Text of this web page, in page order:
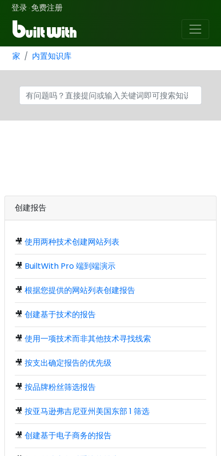
登录 · 免费注册
家 内置知识库
创建报告
🎥 使用两种技术创建网站列表
🎥 BuiltWith Pro 端到端演示
🎥 根据您提供的网站列表创建报告
🎥 创建基于技术的报告
🎥 使用一项技术而非其他技术寻找线索
🎥 按支出确定报告的优先级
🎥 按品牌粉丝筛选报告
🎥 按亚马逊弗吉尼亚州美国东部 1 筛选
🎥 创建基于电子商务的报告